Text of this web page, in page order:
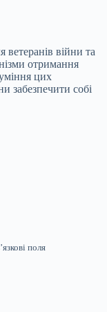
війни та
отримання
цих
забезпечити собі
поля